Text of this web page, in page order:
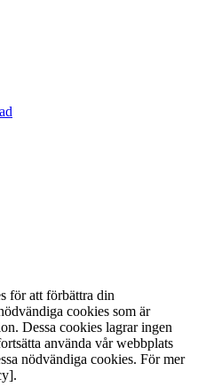
för att förbättra din
cookies som är
Dessa cookies lagrar ingen
använda vår webbplats
nödvändiga cookies. För mer